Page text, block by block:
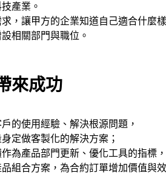
產業。
，讓甲方的企業知道自己適合什麼
相關部門與職位。
來成功
的使用經驗、解決根源問題，
定做客製化的解決方案；
為產品部門更新、優化工具的指標，
組合方案，為合約訂單增加價值與效